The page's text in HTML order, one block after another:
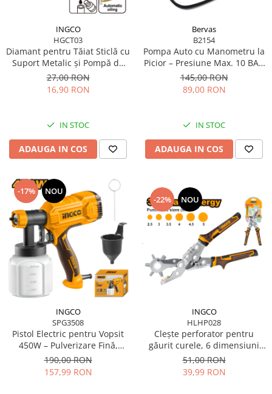
Motoare electrice
Pistoale de bătut cuie
Seturi aparate electrice
Testere electrice
Unelte multifuncționale
Scule manuale
Aparate de Tăiat Gresie
Briceag multifuncțional
Clești
Dălți pentru Lemn
Menghine
Scule pentru Gresie și Sticlă
Scule pentru grădină
Suflantă frunze
Suporturi laptop
Tirbușoane și deschizătoare de
Trafalet
Trimmere
Trusă tubulare
INGCO
HGCT03
Diamant pentru Tăiat Sticlă cu
Suport Metalic și Pompă de
Ulei, 178 mm
27,00 RON
16,90 RON
IN STOC
ADAUGA IN COS
Bervas
B2154
Pompa Auto cu Manometru la
Picior – Presiune Max. 10 BAR
/ 160 PSI
145,00 RON
89,00 RON
IN STOC
ADAUGA IN COS
-17% NOU
INGCO
SPG3508
Pistol Electric pentru Vopsit
450W – Pulverizare Fină,
Flacon 800ml
190,00 RON
157,99 RON
-22% NOU
INGCO
HLHP028
Clește perforator pentru
găurit curele, 6 dimensiuni
(2.5–5mm)
51,00 RON
39,99 RON